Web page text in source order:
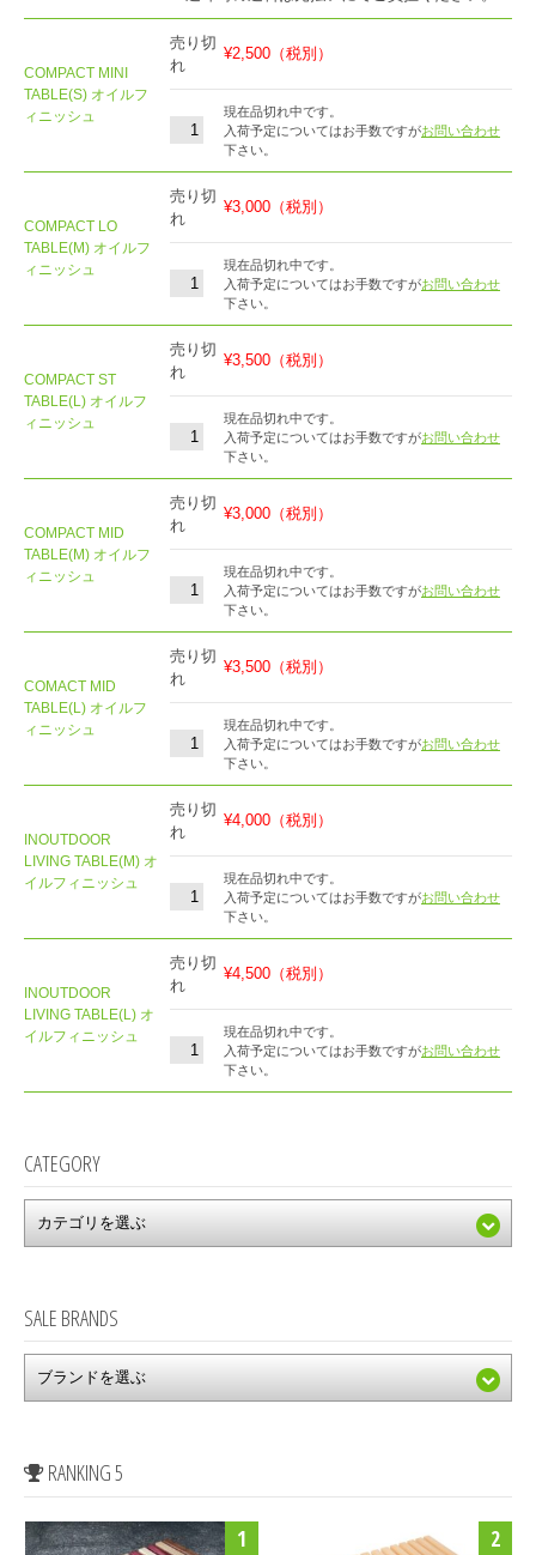
COMPACT MINI
TABLE(S) オイルフ
ィニッシュ
売り切
れ
¥2,500 （税別）
現在品切れ中です。
入荷予定についてはお手数ですがお問い合わせ
下さい。
COMPACT LO
TABLE(M) オイルフ
ィニッシュ
売り切
れ
¥3,000 （税別）
現在品切れ中です。
入荷予定についてはお手数ですがお問い合わせ
下さい。
COMPACT ST
TABLE(L) オイルフ
ィニッシュ
売り切
れ
¥3,500 （税別）
現在品切れ中です。
入荷予定についてはお手数ですがお問い合わせ
下さい。
COMPACT MID
TABLE(M) オイルフ
ィニッシュ
売り切
れ
¥3,000 （税別）
現在品切れ中です。
入荷予定についてはお手数ですがお問い合わせ
下さい。
COMACT MID
TABLE(L) オイルフ
ィニッシュ
売り切
れ
¥3,500 （税別）
現在品切れ中です。
入荷予定についてはお手数ですがお問い合わせ
下さい。
INOUTDOOR
LIVING TABLE(M) オ
イルフィニッシュ
売り切
れ
¥4,000 （税別）
現在品切れ中です。
入荷予定についてはお手数ですがお問い合わせ
下さい。
INOUTDOOR
LIVING TABLE(L) オ
イルフィニッシュ
売り切
れ
¥4,500 （税別）
現在品切れ中です。
入荷予定についてはお手数ですがお問い合わせ
下さい。
CATEGORY
SALE BRANDS
RANKING 5